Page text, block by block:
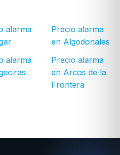
alarma
alarma
Precio alarma
en Algodonales
Precio alarma
en Arcos de la
Frontera